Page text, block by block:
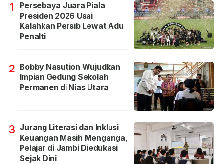
1
Persebaya Juara Piala
Presiden 2026 Usai
Kalahkan Persib Lewat Adu
Penalti
2 Bobby Nasution Wujudkan
Impian Gedung Sekolah
Permanen di Nias Utara
3 Jurang Literasi dan Inklusi
Keuangan Masih Menganga,
Pelajar di Jambi Diedukasi
Sejak Dini